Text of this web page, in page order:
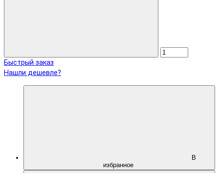
Быстрый заказ
Нашли дешевле?
В
избранное